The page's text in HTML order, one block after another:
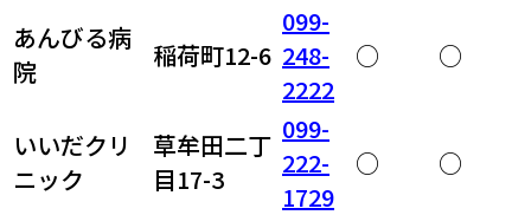
あんびる病
院
稲荷町12-6
099-
248-
2222
○ ○
いいだクリ
ニック
草牟田二丁
目17-3
099-
222-
1729
○ ○